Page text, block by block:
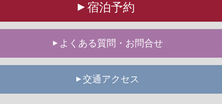
宿泊予約
よくある質問・お問合せ
交通アクセス